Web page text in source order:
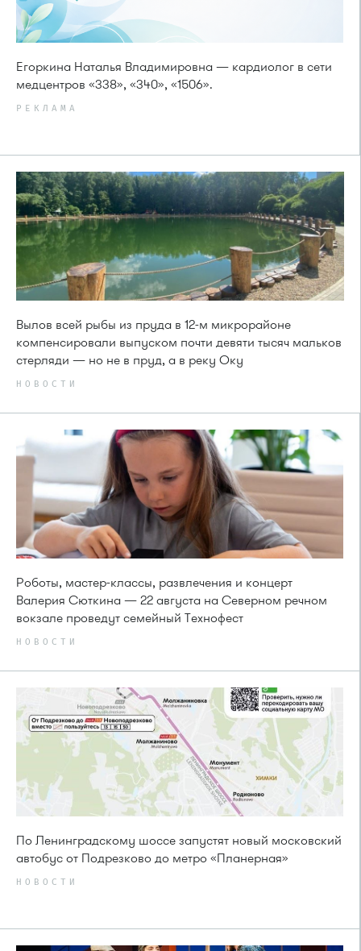
Егоркина Наталья Владимировна — кардиолог в сети
медцентров «338», «340», «1506».
РЕКЛАМА
Вылов всей рыбы из пруда в 12-м микрорайоне
компенсировали выпуском почти девяти тысяч мальков
стерляди — но не в пруд, а в реку Оку
НОВОСТИ
Роботы, мастер-классы, развлечения и концерт
Валерия Сюткина — 22 августа на Северном речном
вокзале проведут семейный Технофест
НОВОСТИ
По Ленинградскому шоссе запустят новый московский
автобус от Подрезково до метро «Планерная»
НОВОСТИ